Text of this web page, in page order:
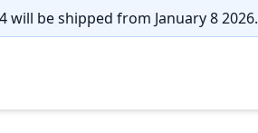
be shipped from January 8 2026.